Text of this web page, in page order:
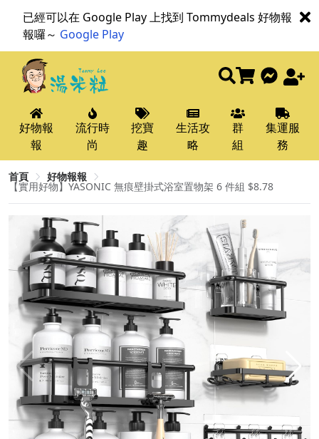
已經可以在 Google Play 上找到 Tommydeals 好物報
報囉～ Google Play
好物報
報
流行時
尚
挖寶
趣
生活攻
略
群
組
集運服
務
首頁 好物報報
【實用好物】YASONIC 無痕壁掛式浴室置物架 6 件組 $8.78